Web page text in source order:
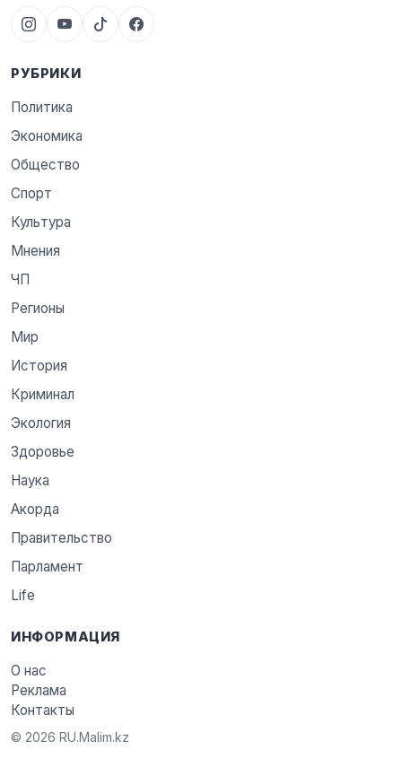
РУБРИКИ
Политика
Экономика
Общество
Спорт
Культура
Мнения
ЧП
Регионы
Мир
История
Криминал
Экология
Здоровье
Наука
Акорда
Правительство
Парламент
Life
ИНФОРМАЦИЯ
О нас
Реклама
Контакты
© 2026 RU.Malim.kz